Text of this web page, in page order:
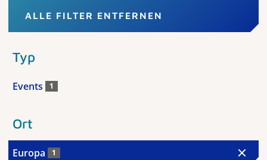
ALLE FILTER ENTFERNEN
Typ
Events 1
Ort
Europa 1